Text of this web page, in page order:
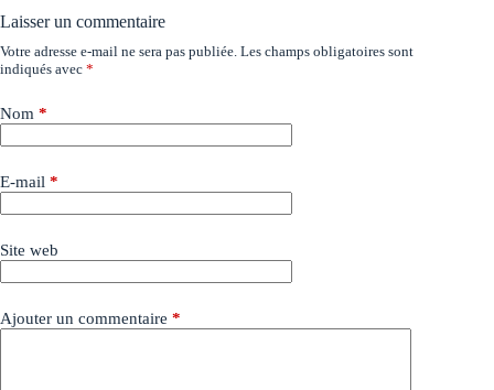
Laisser un commentaire
Votre adresse e-mail ne sera pas publiée. Les champs obligatoires sont
indiqués avec *
Nom *
E-mail *
Site web
Ajouter un commentaire *